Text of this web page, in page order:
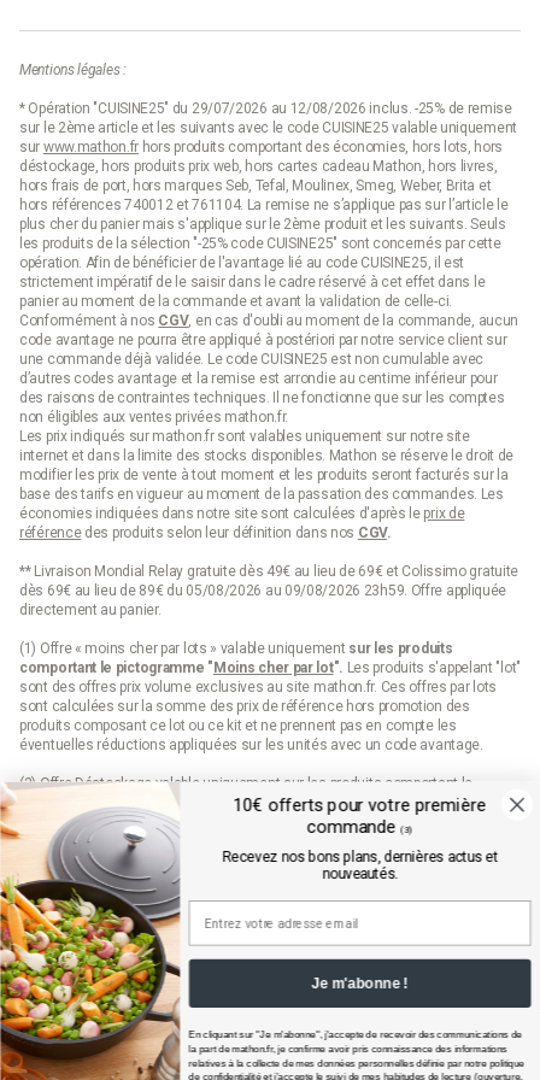
Bocal de conservation 1L Kilner
Mentions légales :
* Opération "CUISINE25" du 29/07/2026 au 12/08/2026 inclus. -25% de remise
sur le 2ème article et les suivants avec le code CUISINE25 valable uniquement
sur www.mathon.frhors produits comportant des économies, hors lots, hors
déstockage, hors produits prix web, hors cartes cadeau Mathon, hors livres,
hors frais de port, hors marques Seb, Tefal, Moulinex, Smeg, Weber, Brita et
hors références 740012 et 761104. La remise ne s’applique pas sur l’article le
plus cher du panier mais s'applique sur le 2ème produit et les suivants. Seuls
les produits de la sélection "-25% code CUISINE25" sont concernés par cette
opération. Afin de bénéficier de l'avantage lié au code CUISINE25, il est
strictement impératif de le saisir dans le cadre réservé à cet effet dans le
panier au moment de la commande et avant la validation de celle-ci.
Conformément à nos CGV, en cas d'oubli au moment de la commande, aucun
code avantage ne pourra être appliqué à postériori par notre service client sur
une commande déjà validée. Le code CUISINE25 est non cumulable avec
d’autres codes avantage et la remise est arrondie au centime inférieur pour
des raisons de contraintes techniques. Il ne fonctionne que sur les comptes
non éligibles aux ventes privées mathon.fr.
Les prix indiqués sur mathon.fr sont valables uniquement sur notre site
internet et dans la limite des stocks disponibles. Mathon se réserve le droit de
modifier les prix de vente à tout moment et les produits seront facturés sur la
base des tarifs en vigueur au moment de la passation des commandes. Les
économies indiquées dans notre site sont calculées d'après le prix de
référencedes produits selon leur définition dans nos CGV.
** Livraison Mondial Relay gratuite dès 49€ au lieu de 69€ et Colissimo gratuite
dès 69€ au lieu de 89€ du 05/08/2026 au 09/08/2026 23h59. Offre appliquée
directement au panier.
(1) Offre « moins cher par lots » valable uniquement sur les produits
comportant le pictogramme "Moins cher par lot". Les produits s'appelant "lot"
sont des offres prix volume exclusives au site mathon.fr. Ces offres par lots
sont calculées sur la somme des prix de référence hors promotion des
produits composant ce lot ou ce kit et ne prennent pas en compte les
éventuelles réductions appliquées sur les unités avec un code avantage.
(2) Offre Déstockage valable uniquement sur les produits comportant le
pictogramme "Déstockage" jusqu'à épuisement définitif de leur stock.
(3) 10€ de remise sur votre première commande sur mathon.fr dès 99€
d’achats pour les nouveaux inscrits en saisissant le code qui est envoyé par
mail. Offre valable sur les produits hors marques Seb, Moulinex et Tefal, hors
produits disposant d'un pictogramme "prix web", hors lots, hors cartes cadeaux
et dès 99€ d'achats hors frais de port.
Conditions détaillées disponibles dans l’email de confirmation d’inscription à la
newsletter.
(4) Offre « Prix web » valable uniquement sur les produits comportant le
pictogramme "prix web". Les produits indiqués "prix web" sont des offres
exclusives au site mathon.fr. Offre non applicable en magasin ou en catalogue.
10€ offerts pour votre première
commande (3)
Recevez nos bons plans, dernières actus et
nouveautés.
Je m'abonne !
En cliquant sur "Je m'abonne", j'accepte de recevoir des communications de
la part demathon.fr, je confirme avoir pris connaissance des informations
relatives à la collecte de mes données personnelles définie par notre politique
de confidentialité et j’accepte le suivi de mes habitudes de lecture (ouverture,